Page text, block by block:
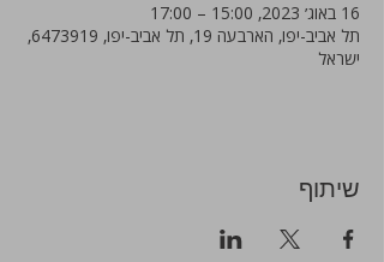
16 באוג׳ 2023, 15:00 – 17:00
תל אביב-יפו, הארבעה 19, תל אביב-יפו, 6473919,
ישראל
שיתוף